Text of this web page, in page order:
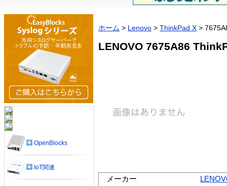
ホーム > Lenovo > ThinkPad X >
LENOVO 7675A86
メーカー
OpenBlocks
IoT関連